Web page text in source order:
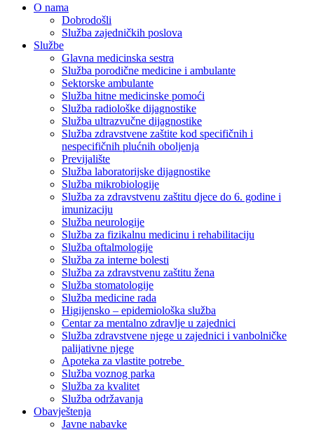
O nama
Dobrodošli
Služba zajedničkih poslova
Službe
Glavna medicinska sestra
Služba porodične medicine i ambulante
Sektorske ambulante
Služba hitne medicinske pomoći
Služba radiološke dijagnostike
Služba ultrazvučne dijagnostike
Služba zdravstvene zaštite kod specifičnih i
nespecifičnih plućnih oboljenja
Previjalište
Služba laboratorijske dijagnostike
Služba mikrobiologije
Služba za zdravstvenu zaštitu djece do 6. godine i
imunizaciju
Služba neurologije
Služba za fizikalnu medicinu i rehabilitaciju
Služba oftalmologije
Služba za interne bolesti
Služba za zdravstvenu zaštitu žena
Služba stomatologije
Služba medicine rada
Higijensko – epidemiološka služba
Centar za mentalno zdravlje u zajednici
Služba zdravstvene njege u zajednici i vanbolničke
palijativne njege
Apoteka za vlastite potrebe
Služba voznog parka
Služba za kvalitet
Služba održavanja
Obavještenja
Javne nabavke